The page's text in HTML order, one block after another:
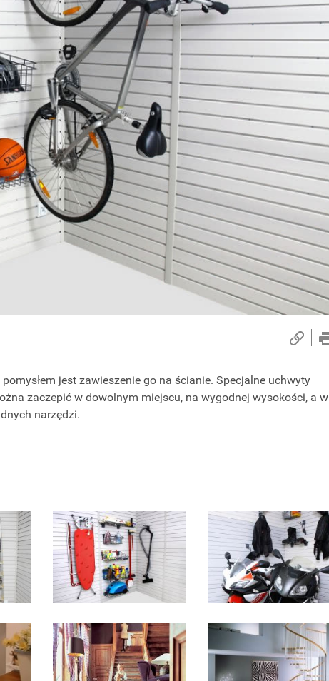
jest zawieszenie go na ścianie. Specjalne uchwyty
zaczepić w dowolnym miejscu, na wygodnej wysokości, a w
narzędzi.